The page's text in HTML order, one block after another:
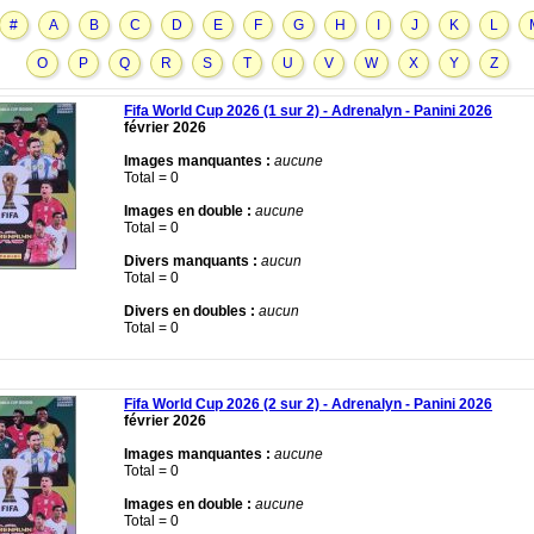
# A B C D E F G H J K L
O P Q R S T U V W X Y Z
Fifa World Cup 2026 (1 sur 2) - Adrenalyn - Panini 2026
février 2026
Images manquantes : aucune
Total = 0
Images en double : aucune
Total = 0
Divers manquants : aucun
Total = 0
Divers en doubles : aucun
Total = 0
Fifa World Cup 2026 (2 sur 2) - Adrenalyn - Panini 2026
février 2026
Images manquantes : aucune
Total = 0
Images en double : aucune
Total = 0